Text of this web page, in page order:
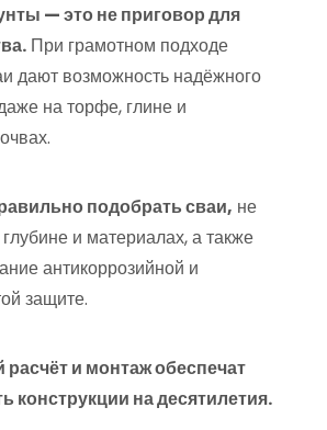
— это не приговор для
При грамотном подходе
дают возможность надёжного
на торфе, глине и
подобрать сваи, не
и материалах, а также
антикоррозийной и
защите.
и монтаж обеспечат
конструкции на десятилетия.